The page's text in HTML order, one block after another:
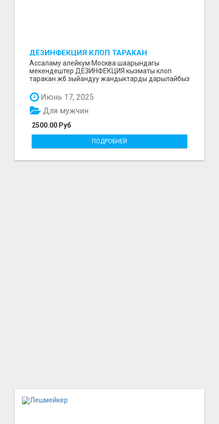
ДЕЗИНФЕКЦИЯ КЛОП ТАРАКАН
ДАРЫЛАЙБЫЗ
Ассаламу алейкум Москва шаарындагы
мекендештер ДЕЗИНФЕКЦИЯ кызматы клоп
таракан жб зыйандуу жандыктарды дарылайбыз
Июнь 17, 2025
2500.00 Руб
Для мужчин
ПОДРОБНЕЙ